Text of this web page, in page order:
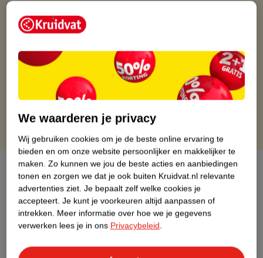
Gratis ophalen in de winkel
Gratis thuisbezorgd vanaf 50.00
Gratis retourneren binnen 30 dagen
Gratis punten met je Kruidvat kaart
Over dit product
Productinformatie
Etiketinformatie
We waarderen je privacy
Wij gebruiken cookies om je de beste online ervaring te
bieden en om onze website persoonlijker en makkelijker te
maken. Zo kunnen we jou de beste acties en aanbiedingen
tonen en zorgen we dat je ook buiten Kruidvat.nl relevante
advertenties ziet. Je bepaalt zelf welke cookies je
accepteert. Je kunt je voorkeuren altijd aanpassen of
intrekken. Meer informatie over hoe we je gegevens
verwerken lees je in ons Privacybeleid.